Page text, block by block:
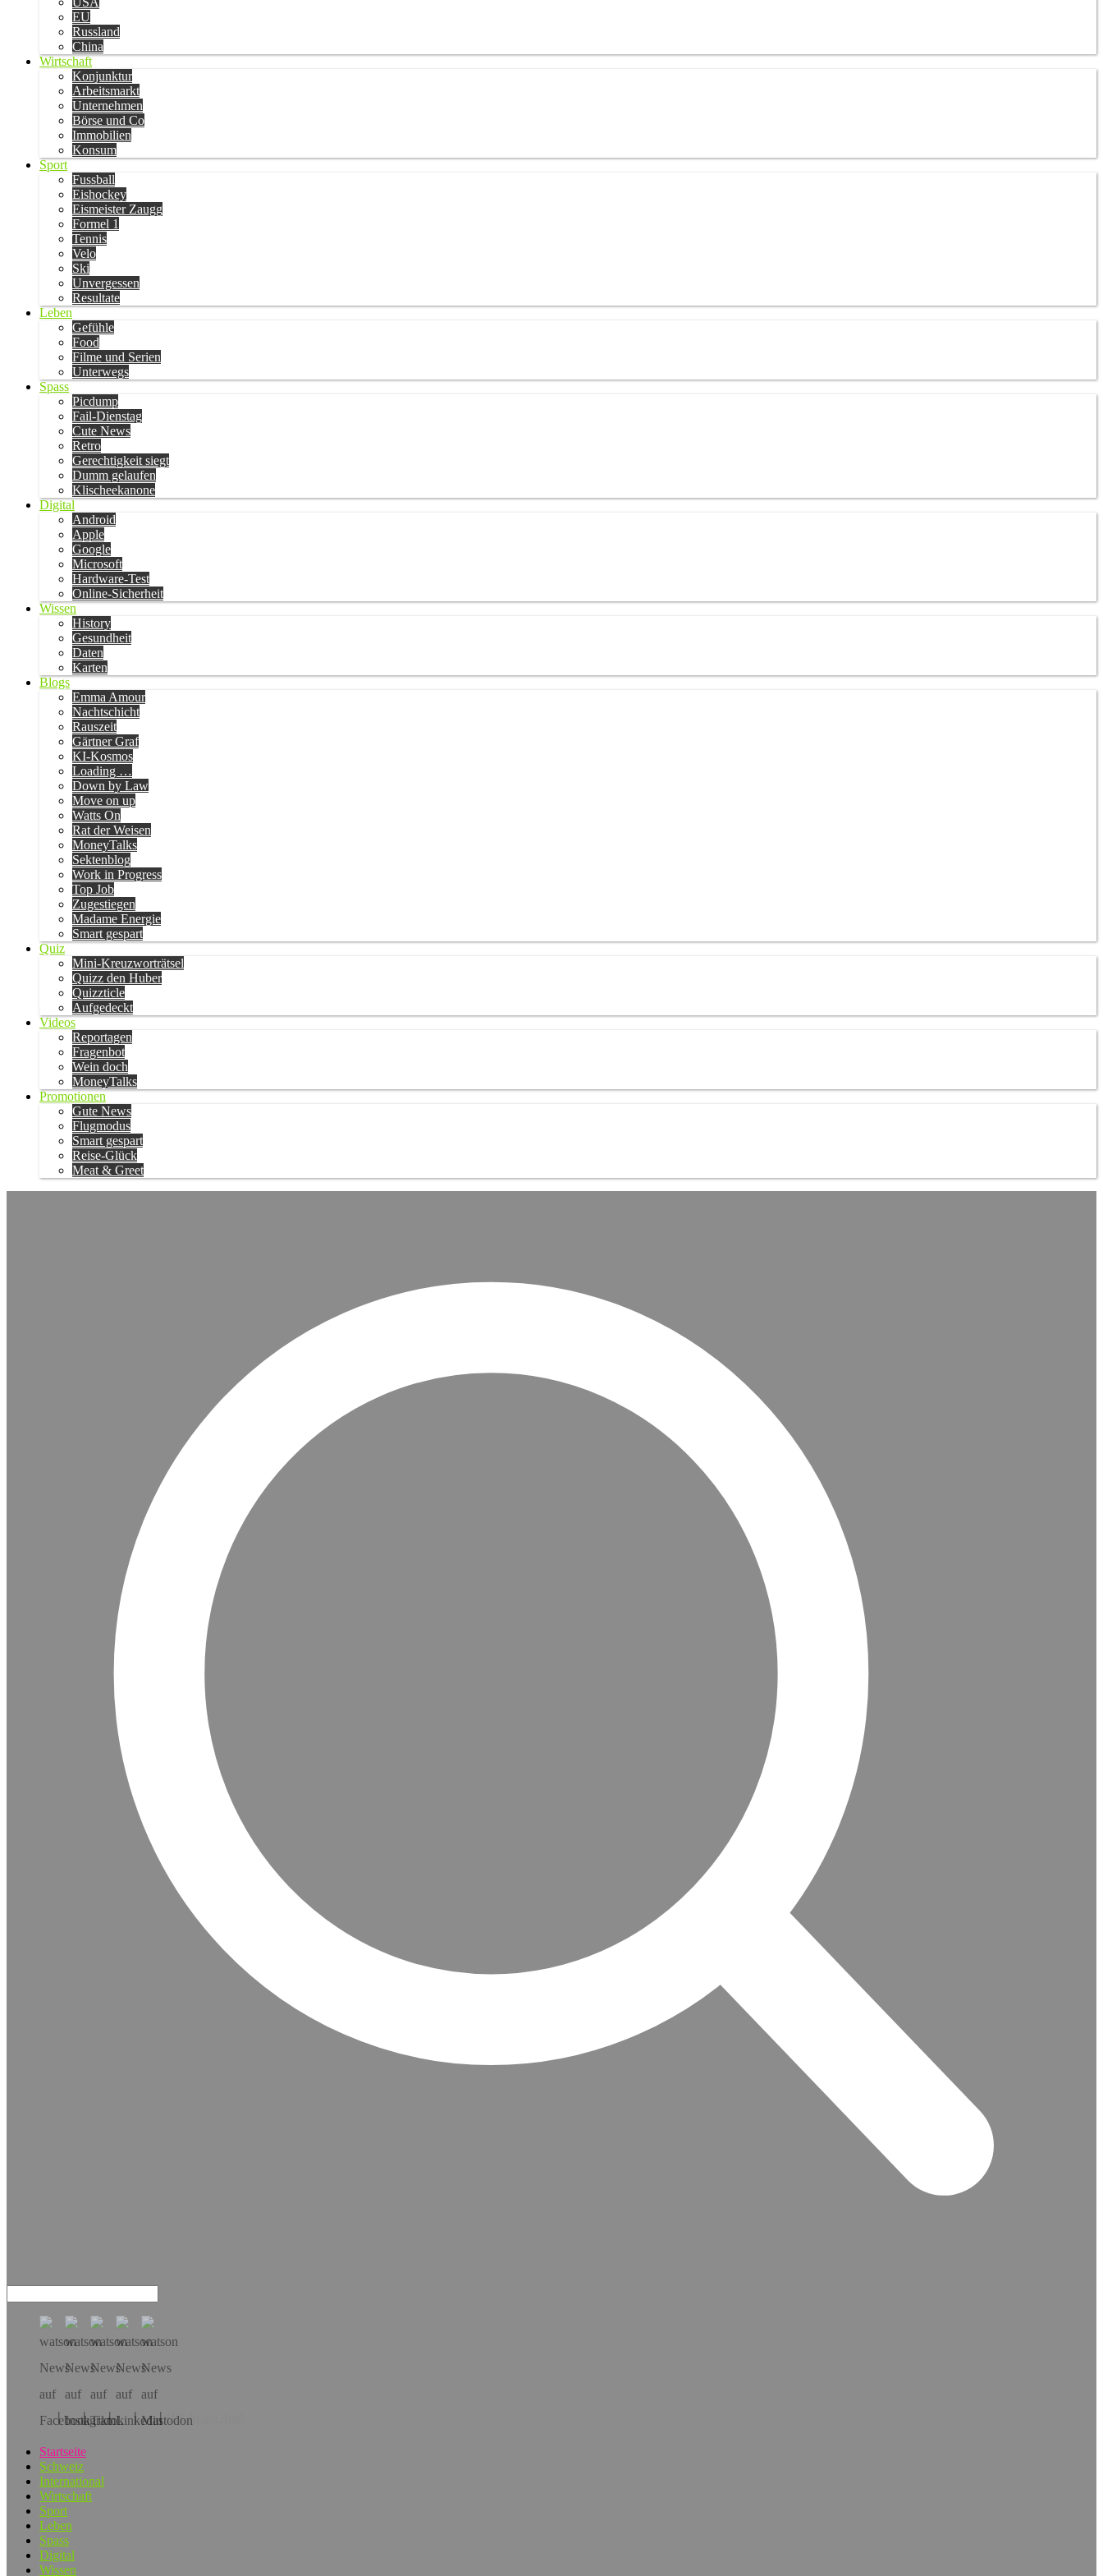
EU
Russland
China
Wirtschaft
Konjunktur
Arbeitsmarkt
Unternehmen
Börse und Co
Immobilien
Konsum
Sport
Fussball
Eishockey
Eismeister Zaugg
Formel 1
Tennis
Velo
Ski
Unvergessen
Resultate
Leben
Gefühle
Food
Filme und Serien
Unterwegs
Spass
Picdump
Fail-Dienstag
Cute News
Retro
Gerechtigkeit siegt
Dumm gelaufen
Klischeekanone
Digital
Android
Apple
Google
Microsoft
Hardware-Test
Online-Sicherheit
Wissen
History
Gesundheit
Daten
Karten
Blogs
Emma Amour
Nachtschicht
Rauszeit
Gärtner Graf
KI-Kosmos
Loading …
Down by Law
Move on up
Watts On
Rat der Weisen
MoneyTalks
Sektenblog
Work in Progress
Top Job
Zugestiegen
Madame Energie
Smart gespart
Quiz
Mini-Kreuzworträtsel
Quizz den Huber
Quizzticle
Aufgedeckt
Videos
Reportagen
Fragenbot
Wein doch
MoneyTalks
Promotionen
Gute News
Flugmodus
Smart gespart
Reise-Glück
Meat & Greet
Hol dir die App!
Startseite
Schweiz
International
Wirtschaft
Sport
Leben
Spass
Digital
Wissen